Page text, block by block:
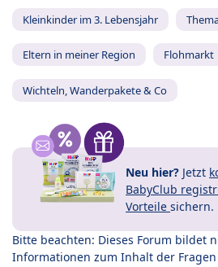
Kleinkinder im 3. Lebensjahr
Eltern in meiner Region Flohmarkt
Wichteln, Wanderpakete & Co
Neu hier? Jetzt
BabyClub
Vorteile sichern.
Bitte beachten: Dieses Forum bildet
Informationen zum Inhalt der